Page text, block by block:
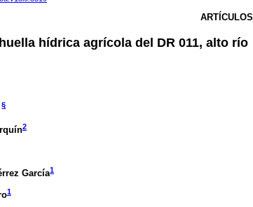
ARTÍCULOS
hídrica agrícola del DR 011, alto río
§
2
García1
1